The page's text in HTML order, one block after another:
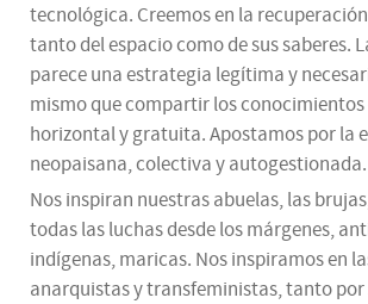
tecnológica. Creemos en la
tanto del espacio como de sus saberes.
parece una estrategia legítima y
mismo que compartir los conocimientos
horizontal y gratuita. Apostamos por la
neopaisana, colectiva y autogestionada.
Nos inspiran nuestras abuelas, las
todas las luchas desde los márgenes,
indígenas, maricas. Nos inspiramos en
anarquistas y transfeministas, tanto